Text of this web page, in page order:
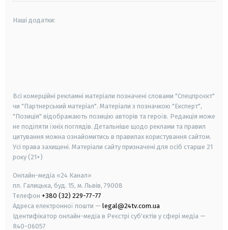
Наші додатки:
Всі комерційні рекламні матеріали позначені словами "Спецпроєкт"
чи "Партнерський матеріал". Матеріали з позначкою "Експерт",
"Позиція" відображають позицію авторів та героїв. Редакція може
не поділяти їхніх поглядів. Детальніше щодо реклами та правил
цитування можна ознайомитись в правилах користування сайтом.
Усі права захищені. Матеріали сайту призначені для осіб старше 21
року (21+)
Онлайн-медіа «24 Канал»
пл. Галицька, буд. 15, м. Львів, 79008
Телефон +380 (32) 229-77-77
Адреса електронної пошти — legal@24tv.com.ua
Ідентифікатор онлайн-медіа в Реєстрі суб'єктів у сфері медіа —
R40-06057